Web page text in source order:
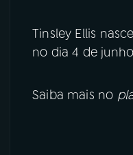
TikTok
Tinsley Ellis
no dia 4 de junho
Saiba mais no